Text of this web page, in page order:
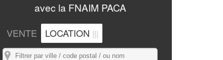
avec la FNAIM PACA
VENTE LOCATION |||